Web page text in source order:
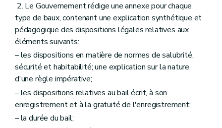
2. Le Gouvernement rédige une annexe pour chaque
type de baux, contenant une explication synthétique et
pédagogique des dispositions légales relatives aux
éléments suivants:
– les dispositions en matière de normes de salubrité,
sécurité et habitabilité; une explication sur la nature
d'une règle impérative;
– les dispositions relatives au bail écrit, à son
enregistrement et à la gratuité de l'enregistrement;
– la durée du bail;